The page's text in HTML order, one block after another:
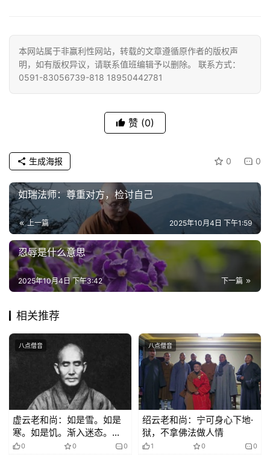
专
题
公
佛
教
人
物
寺
院
巡
礼
视
频
纪
佛
教
艺
本网站属于非赢利性网站，转载的文章遵循原作者的版权声
明，如有版权异议，请联系值班编辑予以删除。 联系方式：
0591-83056739-818 18950442781
赞 (0)
0 0
生成海报
如瑞法师：尊重对方，检讨自己
上一篇 2025年10月4日 下午1:59
忍辱是什么意思
下一篇
2025年10月4日 下午3:42
相关推荐
八点僧音
虚云老和尚：如是雪。如是
寒。如是饥。渐入迷态。时
文吉相救……
0 0 0
八点僧音
绍云老和尚：宁可身心下地·
狱，不拿佛法做人情
1 0 0